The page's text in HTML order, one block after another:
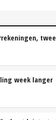
week langer